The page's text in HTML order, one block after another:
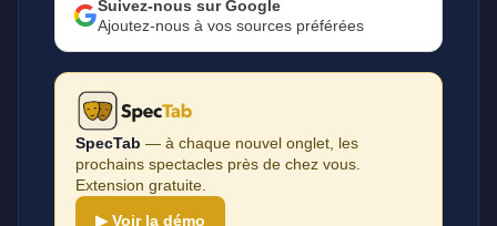
Suivez-nous sur Google
Ajoutez-nous à vos sources préférées
SpecTab — à chaque nouvel onglet, les
prochains spectacles près de chez vous.
Extension gratuite.
▶ Voir la démo